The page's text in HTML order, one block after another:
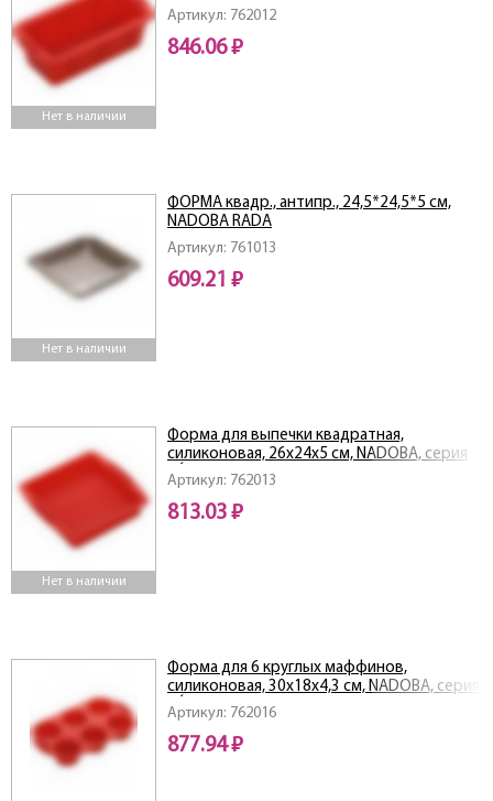
Нет в наличии
Артикул: 762012
846.06 ₽
Нет в наличии
Артикул: 761013
ФОРМА квадр., антипр., 24,5*24,5*5 см,
NADOBA RADA
609.21 ₽
Нет в наличии
Артикул: 762013
Форма для выпечки квадратная,
силиконовая, 26x24x5 см, NADOBA, серия
MÍLA
813.03 ₽
Артикул: 762016
Форма для 6 круглых маффинов,
силиконовая, 30x18x4,3 см, NADOBA, серия
MÍLA
877.94 ₽